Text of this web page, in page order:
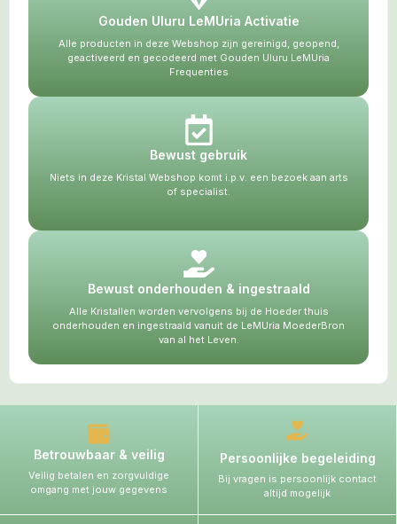
Gouden Uluru LeMUria Activatie
Alle producten in deze Webshop zijn gereinigd, geopend,
geactiveerd en gecodeerd met Gouden Uluru LeMUria
Frequenties
Bewust gebruik
Niets in deze Kristal Webshop komt i.p.v. een bezoek aan arts
of specialist.
Bewust onderhouden & ingestraald
Alle Kristallen worden vervolgens bij de Hoeder thuis
onderhouden en ingestraald vanuit de LeMUria MoederBron
van al het Leven.
Betrouwbaar & veilig
Veilig betalen en zorgvuldige
omgang met jouw gegevens
Persoonlijke begeleiding
Bij vragen is persoonlijk contact
altijd mogelijk